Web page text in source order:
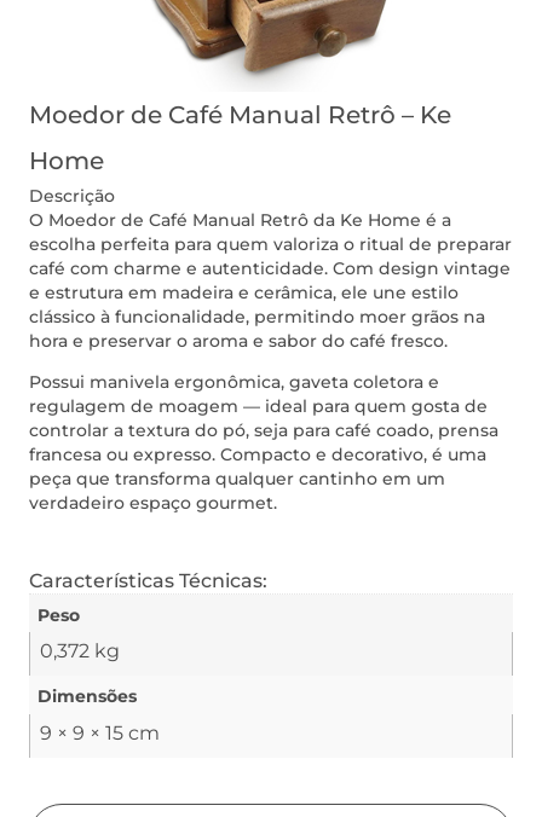
Moedor de Café Manual Retrô – Ke
Home
Descrição
O Moedor de Café Manual Retrô da Ke Home é a
escolha perfeita para quem valoriza o ritual de preparar
café com charme e autenticidade. Com design vintage
e estrutura em madeira e cerâmica, ele une estilo
clássico à funcionalidade, permitindo moer grãos na
hora e preservar o aroma e sabor do café fresco.
Possui manivela ergonômica, gaveta coletora e
regulagem de moagem — ideal para quem gosta de
controlar a textura do pó, seja para café coado, prensa
francesa ou expresso. Compacto e decorativo, é uma
peça que transforma qualquer cantinho em um
verdadeiro espaço gourmet.
Características Técnicas:
Peso
0,372 kg
Dimensões
9 × 9 × 15 cm